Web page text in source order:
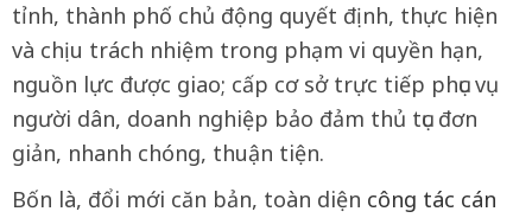
tỉnh, thành phố chủ động quyết định, thực hiện
và chịu trách nhiệm trong phạm vi quyền hạn,
nguồn lực được giao; cấp cơ sở trực tiếp phục vụ
người dân, doanh nghiệp bảo đảm thủ tục đơn
giản, nhanh chóng, thuận tiện.
Bốn là, đổi mới căn bản, toàn diện công tác cán